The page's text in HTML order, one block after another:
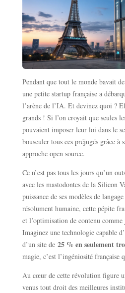
Pendant que tout le monde bavait
une petite startup française a
l’arène de l’IA. Et devinez quoi ?
grands ! Si l’on croyait que seules
pouvaient imposer leur loi dans le
bousculer tous ces préjugés grâce à
approche open source.
Ce n’est pas tous les jours qu’un
avec les mastodontes de la Silicon
puissance de ses modèles de
résolument humaine, cette pépite
et l’optimisation de contenu comme
Imaginez une technologie capable
d’un site de 25 % en seulement
magie, c’est l’ingéniosité française
Au cœur de cette révolution figure
venus tout droit des meilleures